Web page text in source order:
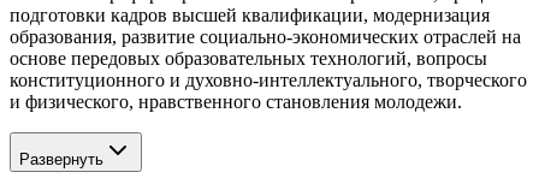
подготовки кадров высшей квалификации, модернизация
образования, развитие социально-экономических отраслей на
основе передовых образовательных технологий, вопросы
конституционного и духовно-интеллектуального, творческого
и физического, нравственного становления молодежи.
Развернуть